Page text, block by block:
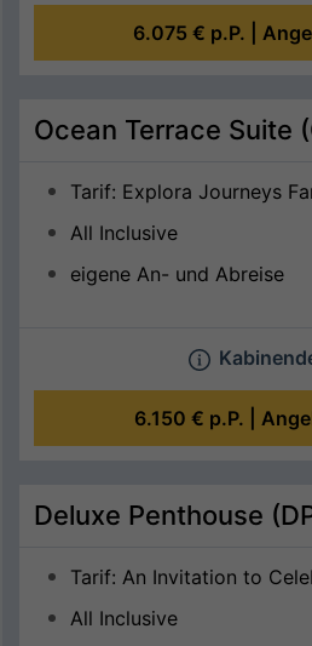
6.075 € p.P. |
Ocean Terrace Suite
Tarif: Explora Journeys
All Inclusive
eigene An- und Abreise
6.150 € p.P. |
Deluxe Penthouse
Tarif: An Invitation to
All Inclusive